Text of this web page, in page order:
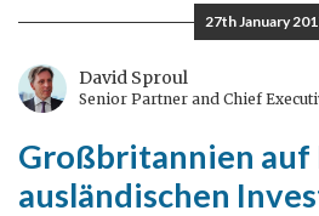
27th January
David Sproul
Senior Partner and Chief
Großbritannien auf
ausländischen